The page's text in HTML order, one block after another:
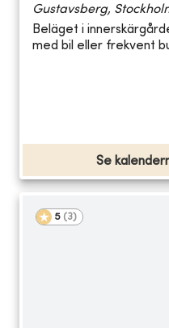
Gustavsberg,
Beläget i
med bil eller frekvent
Se
5 (3)